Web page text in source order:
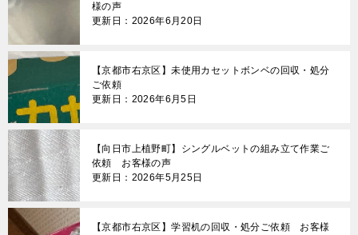
様の声
更新日：2026年6月20日
【京都市右京区】未使用カセットボンベの回収・処分
ご依頼
更新日：2026年6月5日
【向日市上植野町】シングルベットの組み立て作業ご
依頼 お客様の声
更新日：2026年5月25日
【京都市右京区】学習机の回収・処分ご依頼 お客様